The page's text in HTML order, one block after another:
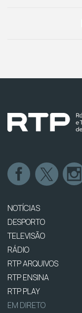
NOTÍCIAS
DESPORTO
TELEVISÃO
RÁDIO
RTP ARQUIVOS
RTP ENSINA
RTP PLAY
EM DIRETO